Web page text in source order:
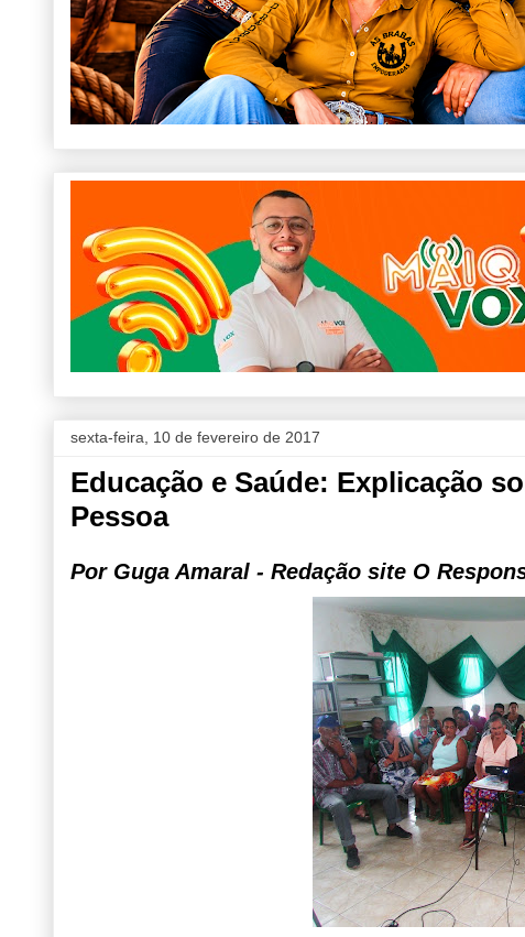
sexta-feira, 10 de fevereiro de 2017
Educação e Saúde: Explicação
Pessoa
Por Guga Amaral - Redação site O